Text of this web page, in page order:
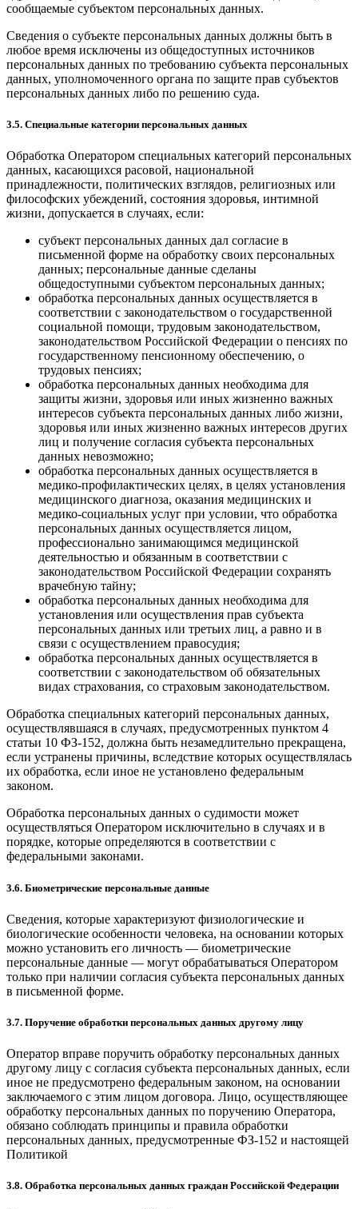
сообщаемые субъектом персональных данных.
Сведения о субъекте персональных данных должны быть в
любое время исключены из общедоступных источников
персональных данных по требованию субъекта персональных
данных, уполномоченного органа по защите прав субъектов
персональных данных либо по решению суда.
3.5. Специальные категории персональных данных
Обработка Оператором специальных категорий персональных
данных, касающихся расовой, национальной
принадлежности, политических взглядов, религиозных или
философских убеждений, состояния здоровья, интимной
жизни, допускается в случаях, если:
субъект персональных данных дал согласие в
письменной форме на обработку своих персональных
данных; персональные данные сделаны
общедоступными субъектом персональных данных;
обработка персональных данных осуществляется в
соответствии с законодательством о государственной
социальной помощи, трудовым законодательством,
законодательством Российской Федерации о пенсиях по
государственному пенсионному обеспечению, о
трудовых пенсиях;
обработка персональных данных необходима для
защиты жизни, здоровья или иных жизненно важных
интересов субъекта персональных данных либо жизни,
здоровья или иных жизненно важных интересов других
лиц и получение согласия субъекта персональных
данных невозможно;
обработка персональных данных осуществляется в
медико-профилактических целях, в целях установления
медицинского диагноза, оказания медицинских и
медико-социальных услуг при условии, что обработка
персональных данных осуществляется лицом,
профессионально занимающимся медицинской
деятельностью и обязанным в соответствии с
законодательством Российской Федерации сохранять
врачебную тайну;
обработка персональных данных необходима для
установления или осуществления прав субъекта
персональных данных или третьих лиц, а равно и в
связи с осуществлением правосудия;
обработка персональных данных осуществляется в
соответствии с законодательством об обязательных
видах страхования, со страховым законодательством.
Обработка специальных категорий персональных данных,
осуществлявшаяся в случаях, предусмотренных пунктом 4
статьи 10 ФЗ-152, должна быть незамедлительно прекращена,
если устранены причины, вследствие которых осуществлялась
их обработка, если иное не установлено федеральным
законом.
Обработка персональных данных о судимости может
осуществляться Оператором исключительно в случаях и в
порядке, которые определяются в соответствии с
федеральными законами.
3.6. Биометрические персональные данные
Сведения, которые характеризуют физиологические и
биологические особенности человека, на основании которых
можно установить его личность — биометрические
персональные данные — могут обрабатываться Оператором
только при наличии согласия субъекта персональных данных
в письменной форме.
3.7. Поручение обработки персональных данных другому лицу
Оператор вправе поручить обработку персональных данных
другому лицу с согласия субъекта персональных данных, если
иное не предусмотрено федеральным законом, на основании
заключаемого с этим лицом договора. Лицо, осуществляющее
обработку персональных данных по поручению Оператора,
обязано соблюдать принципы и правила обработки
персональных данных, предусмотренные ФЗ-152 и настоящей
Политикой
3.8. Обработка персональных данных граждан Российской Федерации